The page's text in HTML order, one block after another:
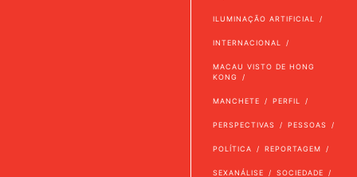
ILUMINAÇÃO ARTIFICIAL
INTERNACIONAL
MACAU VISTO DE HONG
KONG
MANCHETE PERFIL
PERSPECTIVAS PESSOAS
POLÍTICA REPORTAGEM
SEXANÁLISE SOCIEDADE